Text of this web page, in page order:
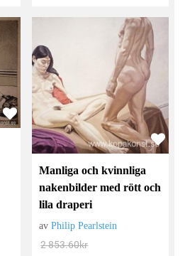
Manliga och kvinnliga
nakenbilder med rött och
lila draperi
avPhilip Pearlstein
2 853.60kr